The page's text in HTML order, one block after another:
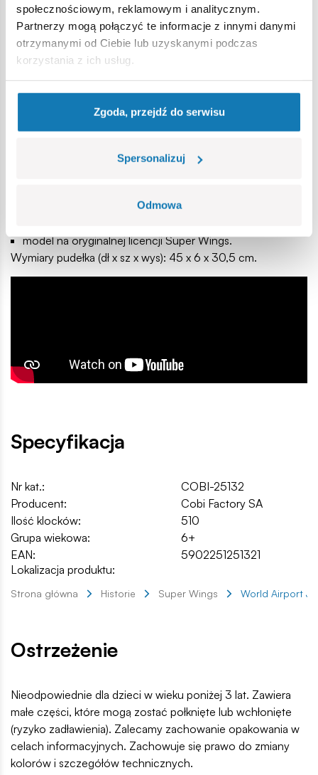
społecznościowym, reklamowym i analitycznym.
Partnerzy mogą połączyć te informacje z innymi danymi
otrzymanymi od Ciebie lub uzyskanymi podczas
korzystania z ich usług.
Zgoda, przejdź do serwisu
Spersonalizuj
Odmowa
intensywnej zabawy. To idealny prezent dla wszystkich
młodych fanów lotnictwa i serialu Super Wings.
510 wysokiej jakości elementów,
wyprodukowane w UE przez firmę z ponad 20-letnią
spełniają normy bezpieczeństwa dotyczące produktów
czytelna i intuicyjna instrukcja oparta na rysunkach i
model na oryginalnej licencji Super Wings.
Wymiary pudełka (dł x sz x wys): 45 x 6 x 30,5 cm.
Specyfikacja
Nr kat.:
COBI-25132
Producent:
Cobi Factory SA
Ilość klocków:
510
Grupa wiekowa:
6+
EAN:
5902251251321
Lokalizacja produktu:
Strona główna Historie Super Wings World Airport
Ostrzeżenie
Nieodpowiednie dla dzieci w wieku poniżej 3 lat. Zawiera
małe części, które mogą zostać połknięte lub wchłonięte
(ryzyko zadławienia). Zalecamy zachowanie opakowania w
celach informacyjnych. Zachowuje się prawo do zmiany
kolorów i szczegółów technicznych.